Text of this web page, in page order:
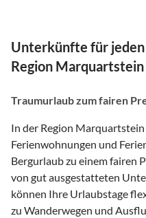
Unterkünfte für
Region Marquartstein
Traumurlaub zum fairen
In der Region
Ferienwohnungen und
Bergurlaub zu einem fairen
von gut ausgestatteten
können Ihre Urlaubstage
zu Wanderwegen und